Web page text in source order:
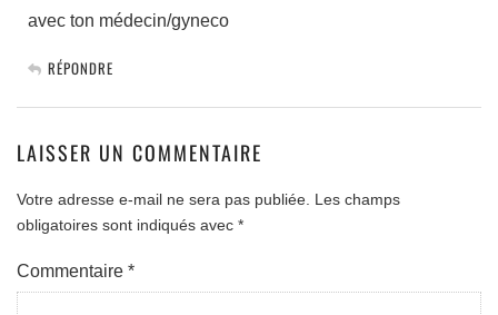
avec ton médecin/gyneco
RÉPONDRE
LAISSER UN COMMENTAIRE
Votre adresse e-mail ne sera pas publiée. Les champs
obligatoires sont indiqués avec *
Commentaire *